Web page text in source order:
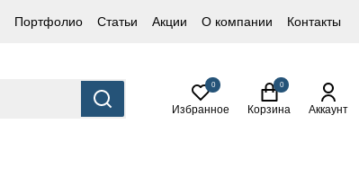
Портфолио Статьи Акции О компании Контакты
0
Избранное
0
Корзина Аккаунт